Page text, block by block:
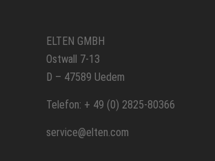
ELTEN GMBH
Ostwall 7-13
D – 47589 Uedem
Telefon: + 49 (0) 2825-80366
service@elten.com